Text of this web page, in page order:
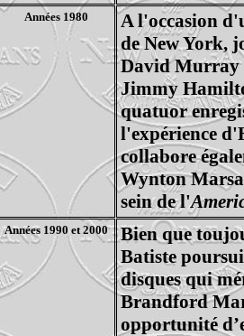
Années 1980
A l'occasion
de New York,
David Murray
Jimmy
quatuor
l'expérience
collabore
Wynton
sein de l'
Années 1990 et 2000
Bien que
Batiste
disques qui
Brandford
opportunité